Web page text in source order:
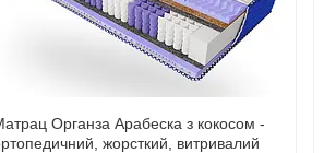
Органза Арабеска з кокосом -
жорсткий, витривалий